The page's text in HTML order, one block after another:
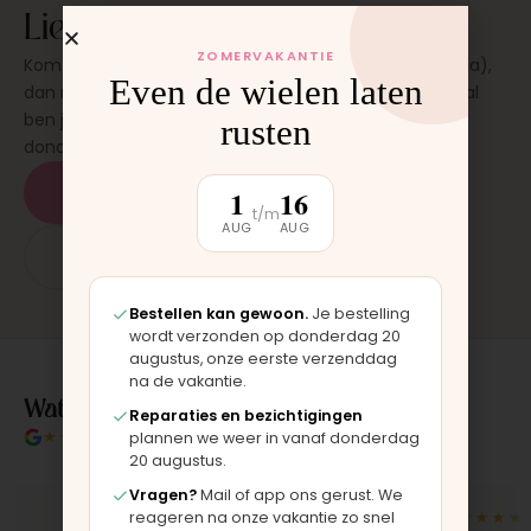
Liever laten plaatsen?
Kom langs in onze werkplaats in Moordrecht (bij Gouda),
dan monteren wij het onderdeel direct voor je. Meestal
ben je binnen 15 tot 20 minuten weer buiten. Op
donderdag en zaterdag, op afspraak.
Plan een afspraak
App: 06 - 2862 1330
Wat klanten over ons zeggen
★★★★★ 4.9/5 klantbeoordeling
★★★★★
★★★★★
ZOMERVAKANTIE
Even de wielen laten
rusten
1
AUG
t/m16
AUG
Bestellen kan gewoon. Je bestelling
wordt verzonden op donderdag 20
augustus, onze eerste verzenddag
na de vakantie.
Reparaties en bezichtigingen
plannen we weer in vanaf donderdag
20 augustus.
Vragen?Mail of app ons gerust. We
reageren na onze vakantie zo snel